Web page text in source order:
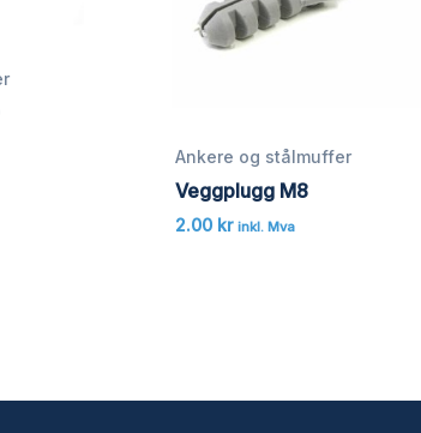
Ankere og stålmuffer
Veggplugg M8
2.00 kr inkl. Mva